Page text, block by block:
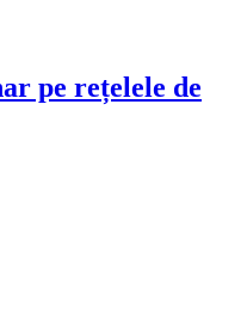
pe rețelele de